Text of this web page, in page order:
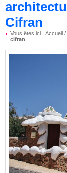
Cifran
Vous êtes ici :Accueil /
cifran